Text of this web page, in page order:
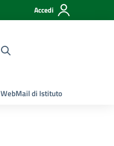
Accedi
WebMail di Istituto